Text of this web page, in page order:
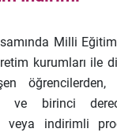
Milli Eğitim
kurumları ile
ve birinci
veya indirimli